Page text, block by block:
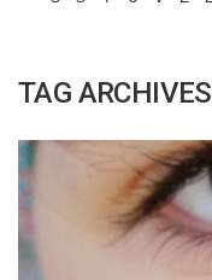
TAG ARCHIVES